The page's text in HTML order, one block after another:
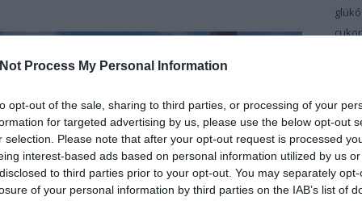
Process My Personal Information
opt-out of the sale, sharing to third parties, or processing of your
for targeted advertising by us, please use the below opt-out
selection. Please note that after your opt-out request is processed
interest-based ads based on personal information utilized by us
to third parties prior to your opt-out. You may separately
of your personal information by third parties on the IAB’s list ofdiéta